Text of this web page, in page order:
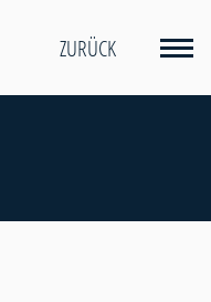
ZURÜCK